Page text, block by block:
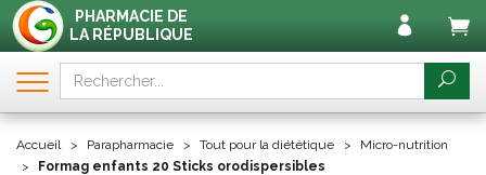
PHARMACIE DE
LA RÉPUBLIQUE
Accueil Parapharmacie Tout pour la diététique
Micro-nutrition
Formag enfants 20 Sticks orodispersibles